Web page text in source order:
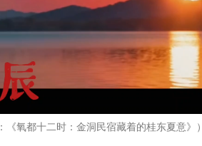
《氧都十二时：金洞民宿藏着的桂东夏意》）